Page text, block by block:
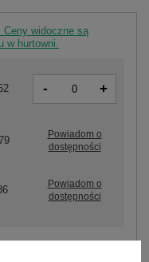
Ceny widoczne są
w hurtowni.
- +
Powiadom o
dostępności
Powiadom o
dostępności